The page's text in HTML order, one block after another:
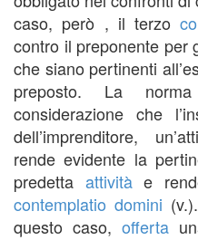
caso, però , il terzo
contro il preponente per
che siano pertinenti
preposto. La
considerazione che
dell’imprenditore,
rende evidente la
predetta attivitàe
contemplatio domini
questo caso, offerta